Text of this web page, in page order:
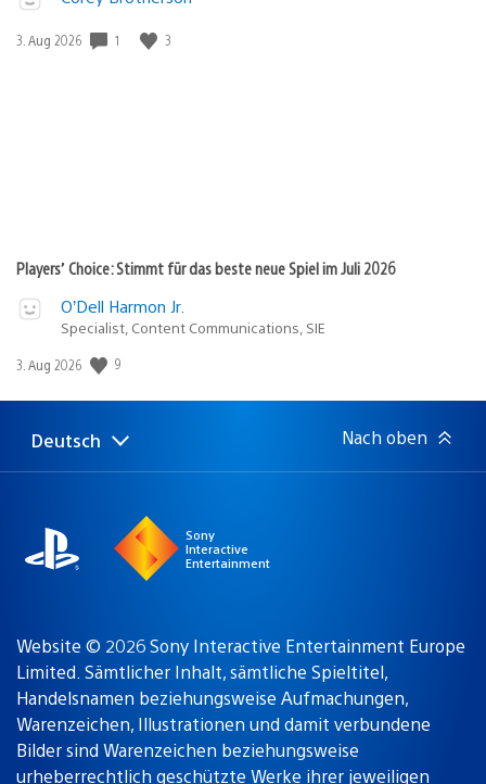
Veröffentlichungsdatum:
3. Aug 2026 1 3
Players’ Choice: Stimmt für das beste neue Spiel im Juli 2026
O’Dell Harmon Jr.
Specialist, Content Communications, SIE
Veröffentlichungsdatum:
3. Aug 2026 9
Select
Aktuelle
Deutsch Nach oben
Sony
Interactive
Entertainment
Website © 2026 Sony Interactive Entertainment Europe
Limited. Sämtlicher Inhalt, sämtliche Spieltitel,
Handelsnamen beziehungsweise Aufmachungen,
Warenzeichen, Illustrationen und damit verbundene
Bilder sind Warenzeichen beziehungsweise
urheberrechtlich geschützte Werke ihrer jeweiligen